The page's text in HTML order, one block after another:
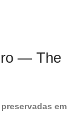
— The
em